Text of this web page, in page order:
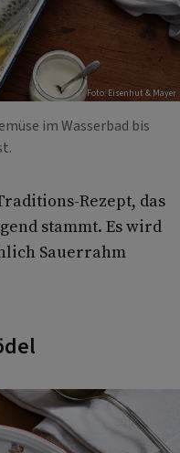
Foto: Eisenhut & Mayer
im Wasserbad bis
Rezept, das
stammt. Es wird
Sauerrahm